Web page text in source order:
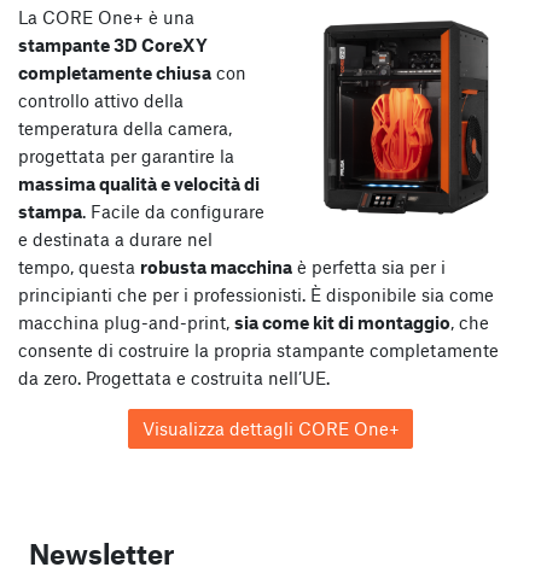
La CORE One+ è una
stampante 3D CoreXY
completamente chiusa con
controllo attivo della
temperatura della camera,
progettata per garantire la
massima qualità e velocità di
stampa. Facile da configurare
e destinata a durare nel
tempo, questa robusta macchina è perfetta sia per i
principianti che per i professionisti. È disponibile sia come
macchina plug-and-print, sia come kit di montaggio, che
consente di costruire la propria stampante completamente
da zero. Progettata e costruita nell’UE.
Visualizza dettagli CORE One+
Newsletter